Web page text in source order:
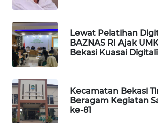
Lewat Pelatihan
BAZNAS RI Ajak
Bekasi Kuasai
Kecamatan Bekasi
Beragam Kegiatan
ke-81
FISUELRI
ENERGI
NEWS
CILEUNGSI
NEWS
BERKAT